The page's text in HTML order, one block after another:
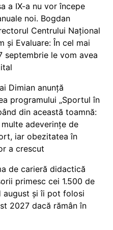
a IX-a nu vor începe
noi. Bogdan
Centrului Național
și Evaluare: În cel mai
septembrie le vom avea
Dimian anunță
programului „Sportul în
din această toamnă:
adeverințe de
iar obezitatea în
a crescut
de carieră didactică
primesc cei 1.500 de
august și îi pot folosi
2027 dacă rămân în